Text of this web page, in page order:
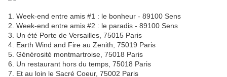
1. Week-end entre amis #1 : le bonheur - 89100 Sens
2. Week-end entre amis #2 : le paradis - 89100 Sens
3. Un été Porte de Versailles, 75015 Paris
4. Earth Wind and Fire au Zenith, 75019 Paris
5. Générosité montmartroise, 75018 Paris
6. Un restaurant hors du temps, 75018 Paris
7. Et au loin le Sacré Coeur, 75002 Paris